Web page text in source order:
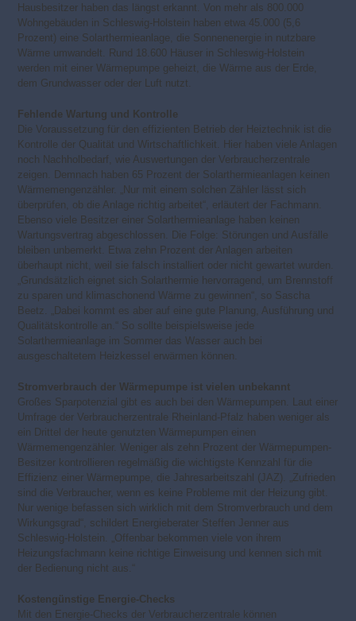
Hausbesitzer haben das längst erkannt. Von mehr als 800.000
Wohngebäuden in Schleswig-Holstein haben etwa 45.000 (5,6
Prozent) eine Solarthermieanlage, die Sonnenenergie in nutzbare
Wärme umwandelt. Rund 18.600 Häuser in Schleswig-Holstein
werden mit einer Wärmepumpe geheizt, die Wärme aus der Erde,
dem Grundwasser oder der Luft nutzt.
Fehlende Wartung und Kontrolle
Die Voraussetzung für den effizienten Betrieb der Heiztechnik ist die
Kontrolle der Qualität und Wirtschaftlichkeit. Hier haben viele Anlagen
noch Nachholbedarf, wie Auswertungen der Verbraucherzentrale
zeigen. Demnach haben 65 Prozent der Solarthermieanlagen keinen
Wärmemengenzähler. „Nur mit einem solchen Zähler lässt sich
überprüfen, ob die Anlage richtig arbeitet“, erläutert der Fachmann.
Ebenso viele Besitzer einer Solarthermieanlage haben keinen
Wartungsvertrag abgeschlossen. Die Folge: Störungen und Ausfälle
bleiben unbemerkt. Etwa zehn Prozent der Anlagen arbeiten
überhaupt nicht, weil sie falsch installiert oder nicht gewartet wurden.
„Grundsätzlich eignet sich Solarthermie hervorragend, um Brennstoff
zu sparen und klimaschonend Wärme zu gewinnen“, so Sascha
Beetz. „Dabei kommt es aber auf eine gute Planung, Ausführung und
Qualitätskontrolle an.“ So sollte beispielsweise jede
Solarthermieanlage im Sommer das Wasser auch bei
ausgeschaltetem Heizkessel erwärmen können.
Stromverbrauch der Wärmepumpe ist vielen unbekannt
Großes Sparpotenzial gibt es auch bei den Wärmepumpen. Laut einer
Umfrage der Verbraucherzentrale Rheinland-Pfalz haben weniger als
ein Drittel der heute genutzten Wärmepumpen einen
Wärmemengenzähler. Weniger als zehn Prozent der Wärmepumpen-
Besitzer kontrollieren regelmäßig die wichtigste Kennzahl für die
Effizienz einer Wärmepumpe, die Jahresarbeitszahl (JAZ). „Zufrieden
sind die Verbraucher, wenn es keine Probleme mit der Heizung gibt.
Nur wenige befassen sich wirklich mit dem Stromverbrauch und dem
Wirkungsgrad“, schildert Energieberater Steffen Jenner aus
Schleswig-Holstein. „Offenbar bekommen viele von ihrem
Heizungsfachmann keine richtige Einweisung und kennen sich mit
der Bedienung nicht aus.“
Kostengünstige Energie-Checks
Mit den Energie-Checks der Verbraucherzentrale können